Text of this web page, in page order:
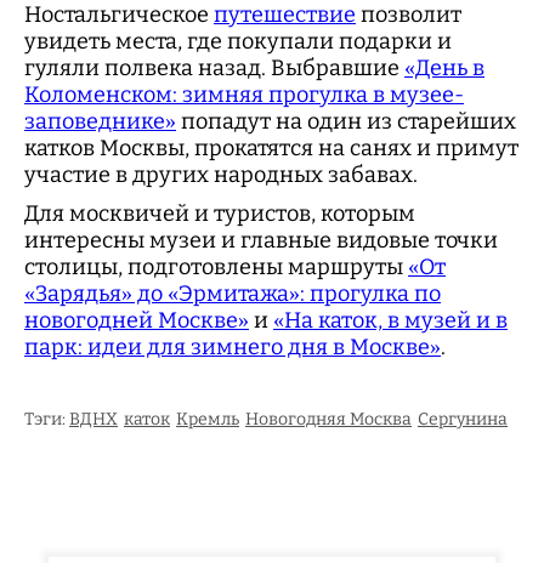
Ностальгическое путешествие позволит
увидеть места, где покупали подарки и
гуляли полвека назад. Выбравшие «День в
Коломенском: зимняя прогулка в музее-
заповеднике» попадут на один из старейших
катков Москвы, прокатятся на санях и примут
участие в других народных забавах.
Для москвичей и туристов, которым
интересны музеи и главные видовые точки
столицы, подготовлены маршруты «От
«Зарядья» до «Эрмитажа»: прогулка по
новогодней Москве» и «На каток, в музей и в
парк: идеи для зимнего дня в Москве».
Тэги: ВДНХ каток Кремль Новогодняя Москва Сергунина